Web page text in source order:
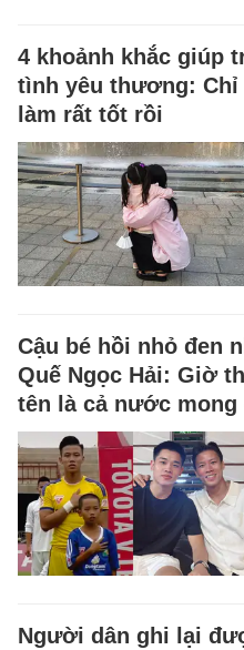
4 khoảnh khắc giúp
tình yêu thương: Chỉ
làm rất tốt rồi
Cậu bé hồi nhỏ đen
Quế Ngọc Hải: Giờ
tên là cả nước mong
Người dân ghi lại